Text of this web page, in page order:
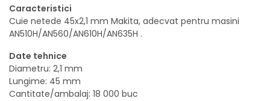
Caracteristici
Cuie netede 45x2,1 mm Makita, adecvat pentru masini
AN510H/AN560/AN610H/AN635H .
Date tehnice
Diametru: 2,1 mm
Lungime: 45 mm
Cantitate/ambalaj: 18 000 buc